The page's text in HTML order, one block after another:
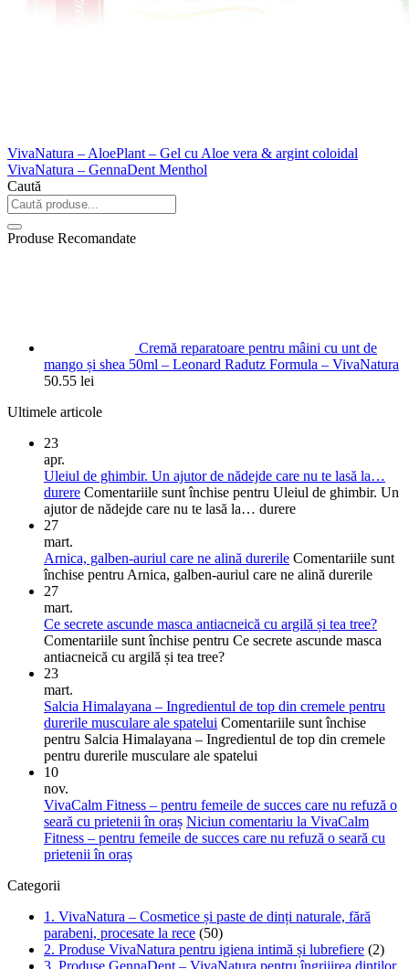
VivaNatura – AloePlant – Gel cu Aloe vera & argint coloidal
VivaNatura – GennaDent Menthol
Caută
Produse Recomandate
Cremă reparatoare pentru mâini cu unt de
mango și shea 50ml – Leonard Radutz Formula – VivaNatura
50.55 lei
Ultimele articole
23
apr.
Uleiul de ghimbir. Un ajutor de nădejde care nu te lasă la…
durere Comentariile sunt închise pentru Uleiul de ghimbir. Un
ajutor de nădejde care nu te lasă la… durere
27
mart.
Arnica, galben-auriul care ne alină durerile Comentariile sunt
închise pentru Arnica, galben-auriul care ne alină durerile
27
mart.
Ce secrete ascunde masca antiacneică cu argilă și tea tree?
Comentariile sunt închise pentru Ce secrete ascunde masca
antiacneică cu argilă și tea tree?
23
mart.
Salcia Himalayana – Ingredientul de top din cremele pentru
durerile musculare ale spatelui Comentariile sunt închise
pentru Salcia Himalayana – Ingredientul de top din cremele
pentru durerile musculare ale spatelui
10
nov.
VivaCalm Fitness – pentru femeile de succes care nu refuză o
seară cu prietenii în oraș Niciun comentariu la VivaCalm
Fitness – pentru femeile de succes care nu refuză o seară cu
prietenii în oraș
Categorii
1. VivaNatura – Cosmetice și paste de dinți naturale, fără
parabeni, procesate la rece (50)
2. Produse VivaNatura pentru igiena intimă și lubrefiere (2)
3. Produse GennaDent – VivaNatura pentru îngrijirea dinților